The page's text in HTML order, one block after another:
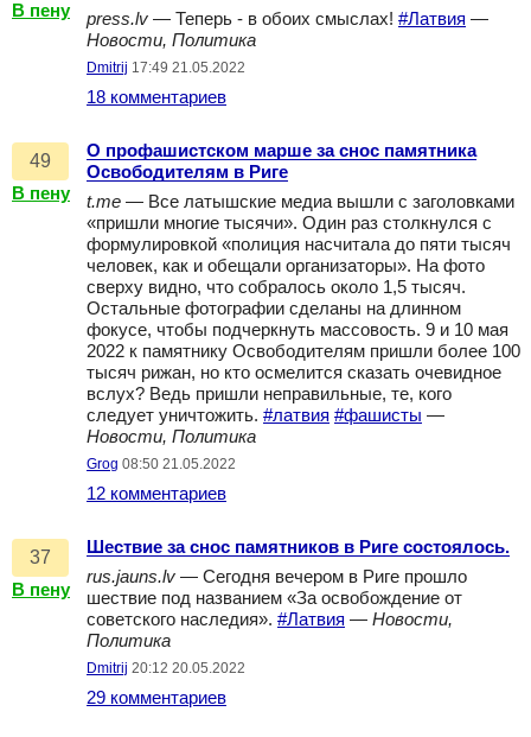
В пену
press.lv — Теперь - в обоих смыслах! #Латвия —
Новости, Политика
Dmitrij 17:49 21.05.2022
18 комментариев
49
В пену
О профашистском марше за снос памятника
Освободителям в Риге
t.me — Все латышские медиа вышли с заголовками
«пришли многие тысячи». Один раз столкнулся с
формулировкой «полиция насчитала до пяти тысяч
человек, как и обещали организаторы». На фото
сверху видно, что собралось около 1,5 тысяч.
Остальные фотографии сделаны на длинном
фокусе, чтобы подчеркнуть массовость. 9 и 10 мая
2022 к памятнику Освободителям пришли более 100
тысяч рижан, но кто осмелится сказать очевидное
вслух? Ведь пришли неправильные, те, кого
следует уничтожить. #латвия #фашисты —
Новости, Политика
Grog 08:50 21.05.2022
12 комментариев
37
В пену
Шествие за снос памятников в Риге состоялось.
rus.jauns.lv — Сегодня вечером в Риге прошло
шествие под названием «За освобождение от
советского наследия». #Латвия — Новости,
Политика
Dmitrij 20:12 20.05.2022
29 комментариев